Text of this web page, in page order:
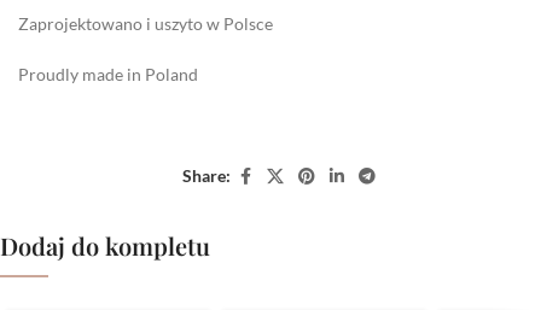
Zaprojektowano i uszyto w Polsce
Proudly made in Poland
Share:
Dodaj do kompletu